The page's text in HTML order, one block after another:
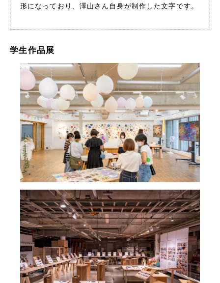
形になっており、澤山さん自身が制作した文字です。
学生作品展